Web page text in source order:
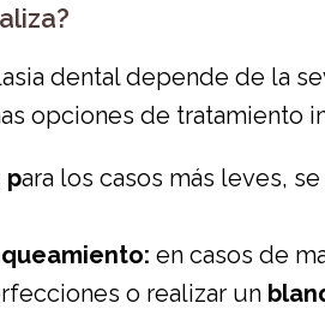
dental depende de la
opciones de tratamiento
para los casos más leves,
en casos de
o realizar un